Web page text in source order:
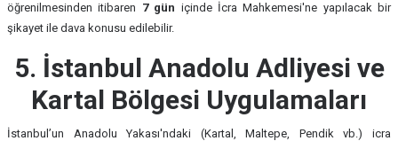
öğrenilmesinden itibaren 7 gün içinde İcra Mahkemesi'ne yapılacak bir
şikayet ile dava konusu edilebilir.
5. İstanbul Anadolu Adliyesi ve
Kartal Bölgesi Uygulamaları
İstanbul’un Anadolu Yakası'ndaki (Kartal, Maltepe, Pendik vb.) icra